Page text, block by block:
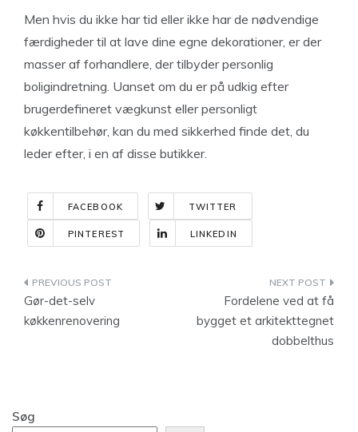
Men hvis du ikke har tid eller ikke har de nødvendige
færdigheder til at lave dine egne dekorationer, er der
masser af forhandlere, der tilbyder personlig
boligindretning. Uanset om du er på udkig efter
brugerdefineret vægkunst eller personligt
køkkentilbehør, kan du med sikkerhed finde det, du
leder efter, i en af disse butikker.
FACEBOOK TWITTER
PINTEREST LINKEDIN
Indlægsnavigation
Gør-det-selv
køkkenrenovering
Fordelene ved at få
bygget et arkitekttegnet
dobbelthus
Søg